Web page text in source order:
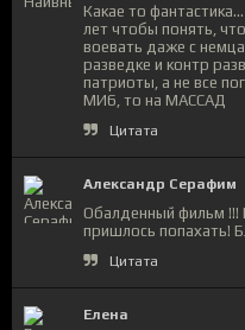
Какае то
лет чтобы понять,
воевать даже с
разведке и контр
патриоты, а не все
МИ6, то на МАССАД
Цитата
Александр Серафим
Обалденный фильм !!!
пришлось попахать!
Цитата
Елена